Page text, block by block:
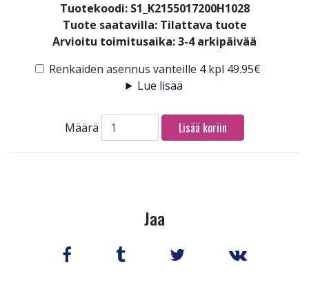
Tuotekoodi: S1_K2155017200H1028
Tuote saatavilla: Tilattava tuote
Arvioitu toimitusaika: 3-4 arkipäivää
Renkaiden asennus vanteille 4 kpl 49.95€
Lue lisää
Määrä Lisää koriin
Jaa